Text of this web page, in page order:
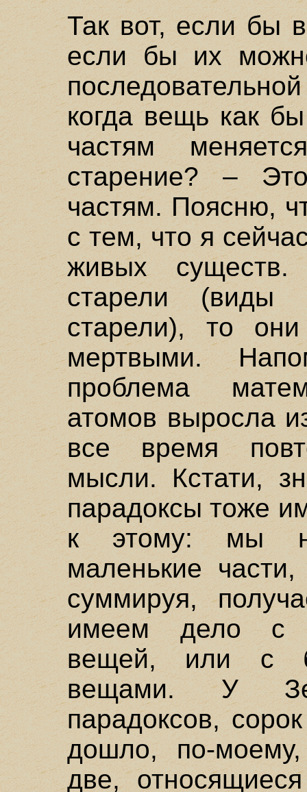
Так вот, если бы
если бы их
когда вещь как
частям
старение? –
частям. Поясню,
с тем, что я
живых
старели
старели), то
мертвыми.
проблема
атомов выросла
все время
мысли. Кстати,
парадоксы тоже
к этому: мы
маленькие
суммируя,
имеем дело с
вещей, или с
вещами. У
парадоксов,
дошло, по-
две,